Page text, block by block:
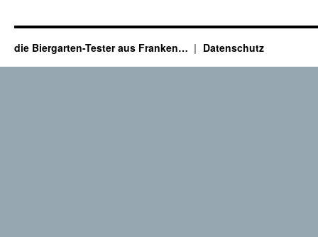
die Biergarten-Tester aus Franken… Datenschutz